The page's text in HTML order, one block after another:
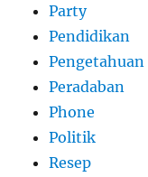
Party
Pendidikan
Pengetahuan
Peradaban
Phone
Politik
Resep